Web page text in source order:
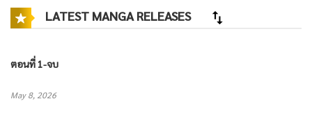
หว่าหวา คู่หมั้นของอู๋เทียนสง เจ้าพ่อมาเฟียผู้ทรงอำนาจ ถูกลอบสังหาร
อย่างปริศนา แต่เมื่อฟื้นขึ้นมาอีกครั้ง เธอกลับกลายเป็นคนใหม่ที่ทั้งฉลาด
ในร่างหญิงสาวแสนอ่อนแอในโลก
LATEST MANGA RELEASES
ตอนที่ 1-จบ
May 8, 2026